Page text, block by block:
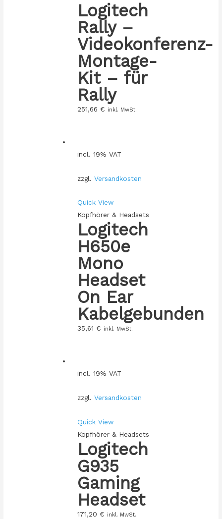
Logitech
Rally –
Videokonferenz-
Montage-
Kit – für
Rally
251,66 € inkl. MwSt.
incl. 19% VAT
zzgl. Versandkosten
Quick View
Kopfhörer & Headsets
Logitech
H650e
Mono
Headset
On Ear
Kabelgebunden
35,61 € inkl. MwSt.
incl. 19% VAT
zzgl. Versandkosten
Quick View
Kopfhörer & Headsets
Logitech
G935
Gaming
Headset
171,20 € inkl. MwSt.